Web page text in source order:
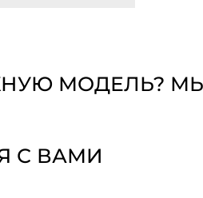
МОДЕЛЬ?
С ВАМИ